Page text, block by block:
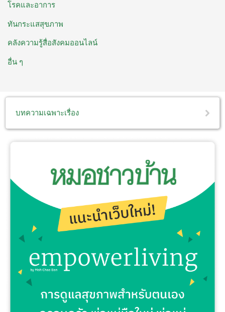
โรคและอาการ
ทันกระแสสุขภาพ
คลังความรู้สื่อสังคมออนไลน์
อื่น ๆ
บทความเฉพาะเรื่อง